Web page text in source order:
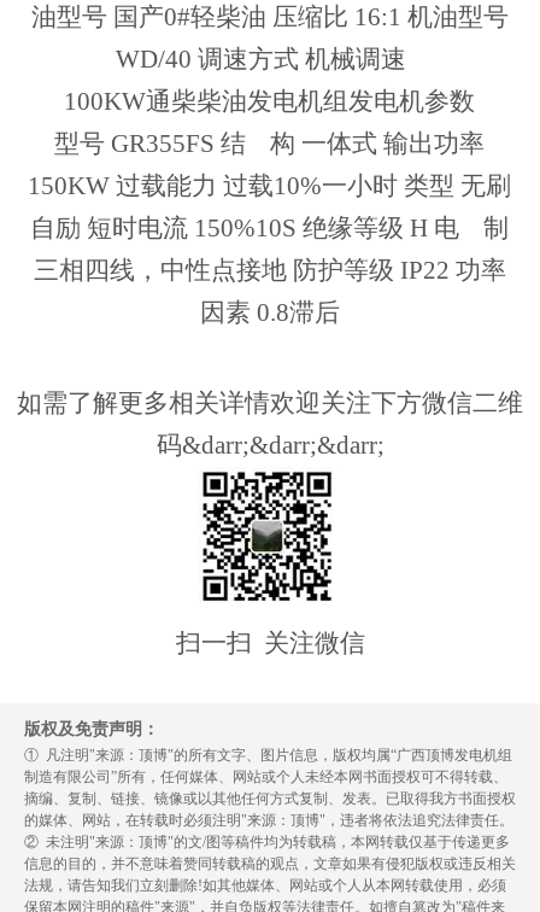
油型号 国产0#轻柴油 压缩比 16:1 机油型号
WD/40 调速方式 机械调速
100KW通柴柴油发电机组发电机参数
型号 GR355FS 结 构 一体式 输出功率
150KW 过载能力 过载10%一小时 类型 无刷
自励 短时电流 150%10S 绝缘等级 H 电 制
三相四线，中性点接地 防护等级 IP22 功率
因素 0.8滞后
如需了解更多相关详情欢迎关注下方微信二维
码&darr;&darr;&darr;
扫一扫 关注微信
版权及免责声明：
① 凡注明"来源：顶博"的所有文字、图片信息，版权均属“广西顶博发电机组
制造有限公司”所有，任何媒体、网站或个人未经本网书面授权可不得转载、
摘编、复制、链接、镜像或以其他任何方式复制、发表。已取得我方书面授权
的媒体、网站，在转载时必须注明"来源：顶博"，违者将依法追究法律责任。
② 未注明"来源：顶博"的文/图等稿件均为转载稿，本网转载仅基于传递更多
信息的目的，并不意味着赞同转载稿的观点，文章如果有侵犯版权或违反相关
法规，请告知我们立刻删除!如其他媒体、网站或个人从本网转载使用，必须
保留本网注明的稿件"来源"，并自负版权等法律责任。如擅自篡改为"稿件来